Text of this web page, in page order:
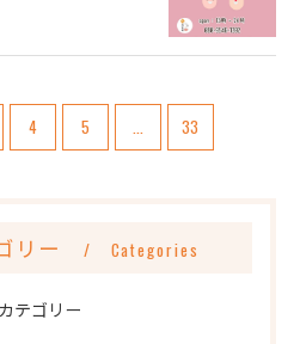
4 5 ... 33
リー Categories
テゴリー